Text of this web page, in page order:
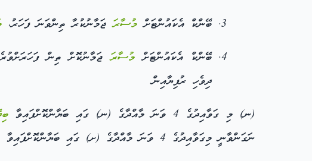
ބޭންކް އެކައުންޓަށް މުސާރަޖަމާނުކުރާ ތިންވަނަ ފަހަރު،
ބޭންކް އެކައުންޓަށްމުސާރަޖަމާނުކޮށް ތިން
ދިވެހި ރުފިޔާއިން
(ނ) މި ގަވާއިދުގެ 4 ވަނަ މާއްދާގެ (ނ) ގައި ބަޔާންކޮށްފައިވާ
ނަގަންވާނީ މިގަވާއިދުގެ 4 ވަނަ މާއްދާގެ (ށ) ގައި ބަޔާންކޮށްފައިވާ މުއްދަތު ހަމަވެފައިވާނަމައެވެ.